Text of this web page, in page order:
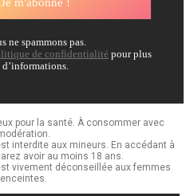
ne spammons pas.
de confidentialité pour plus
d’informations.
pour la santé. À consommer avec
interdite aux mineurs. En accédant à
avoir au moins 18 ans.
vivement déconseillée aux femmes
enceintes.